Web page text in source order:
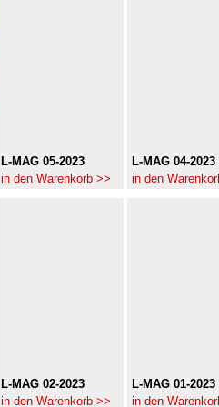
L-MAG 05-2023
in den Warenkorb >>
L-MAG 04-2023
in den
L-MAG 02-2023
in den Warenkorb >>
L-MAG 01-2023
in den